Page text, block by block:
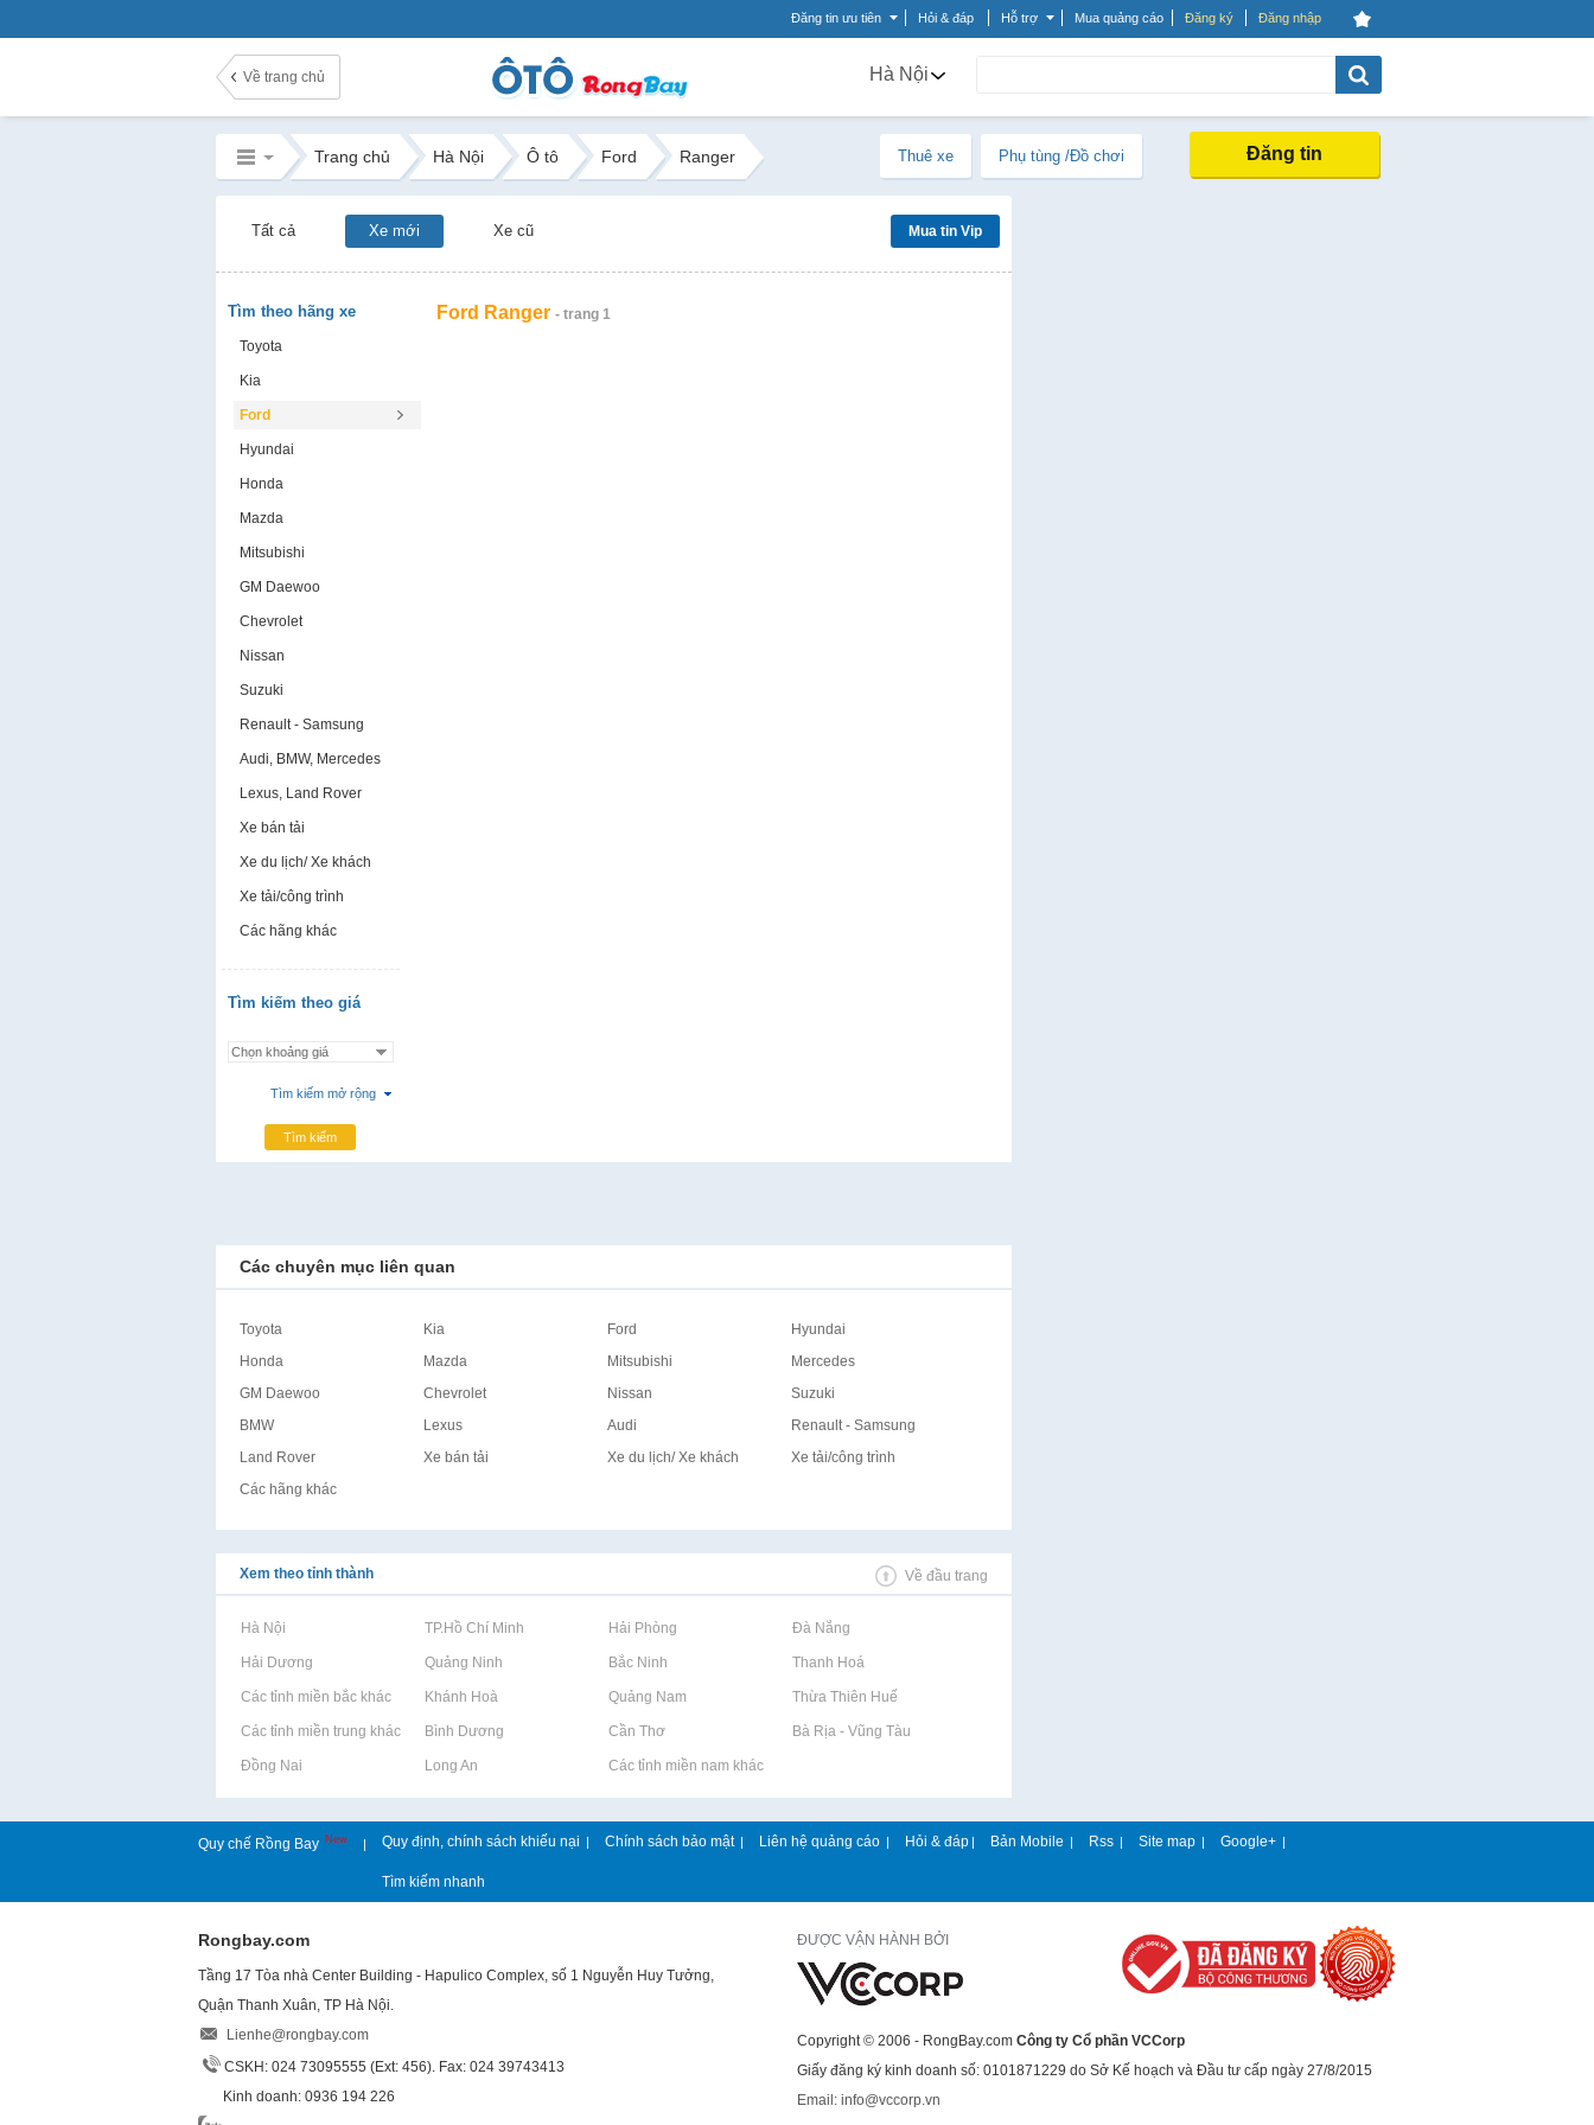
Đăng tin ưu tiên Hỏi & đáp Hỗ trợ Mua quảng cáo Đăng ký Đăng nhập
Về trang chủ Hà Nội
Trang chủ Hà Nội Ô tô Ford Ranger Thuê xe Phụ tùng /Đồ chơi Đăng tin
Tất cả Xe mới Xe cũ Mua tin Vip
Tìm theo hãng xe
Toyota
Kia
Ford
Hyundai
Honda
Mazda
Mitsubishi
GM Daewoo
Chevrolet
Nissan
Suzuki
Renault - Samsung
Audi, BMW, Mercedes
Lexus, Land Rover
Xe bán tải
Xe du lịch/ Xe khách
Xe tải/công trình
Các hãng khác
Tìm kiếm theo giá
Tìm kiếm mở rộng
Tìm kiếm
Ford Ranger - trang 1
Các chuyên mục liên quan
Toyota Kia Ford
Hyundai
Honda
Mazda Mitsubishi
Mercedes
GM Daewoo
Chevrolet Nissan
Suzuki
BMW
Lexus Audi
Renault - Samsung
Land Rover
Xe bán tải Xe du lịch/ Xe khách
Xe tải/công trình
Các hãng khác
Xem theo tỉnh thành Về đầu trang
Rao vặt tại Hà Nội Rao vặt tại TP.Hồ Chí Minh Rao vặt tại Hải Phòng Rao vặt tại Đà Nẵng
Rao vặt tại Hải Dương Rao vặt tại Quảng Ninh Rao vặt tại Bắc Ninh Rao vặt tại Thanh Hoá
Rao vặt tại Các tỉnh miền bắc khácRao vặt tại Khánh Hoà Rao vặt tại Quảng Nam Rao vặt tại Thừa Thiên Huế
Rao vặt tại Các tỉnh miền trung khácRao vặt tại Bình Dương Rao vặt tại Cần Thơ Rao vặt tại Bà Rịa - Vũng Tàu
Rao vặt tại Đồng Nai Rao vặt tại Long An Rao vặt tại Các tỉnh miền nam khác
Quy chế Rồng Bay New | Quy định, chính sách khiếu nại | Chính sách bảo mật | Liên hệ quảng cáo | Hỏi & đáp | Bản Mobile | Rss | Site map | Google+ |
Tìm kiếm nhanh
Rongbay.com
Tầng 17 Tòa nhà Center Building - Hapulico Complex, số 1 Nguyễn Huy Tưởng,
Quận Thanh Xuân, TP Hà Nội.
Lienhe@rongbay.com
CSKH: 024 73095555 (Ext: 456). Fax: 024 39743413
Kinh doanh: 0936 194 226
ĐƯỢC VẬN HÀNH BỞI
Copyright © 2006 - RongBay.com Công ty Cổ phần VCCorp
Giấy đăng ký kinh doanh số: 0101871229 do Sở Kế hoạch và Đầu tư cấp ngày 27/8/2015
Email: info@vccorp.vn